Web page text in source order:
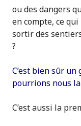
ou des dangers
en compte, ce
sortir des
?
C’est bien sûr
pourrions nous
C’est aussi la